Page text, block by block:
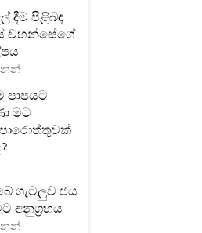
දීම පිළිබඳ
වහන්සේගේ
පාපයට
මට
ගැටලු‍ව ජය
අනුග්‍රහය